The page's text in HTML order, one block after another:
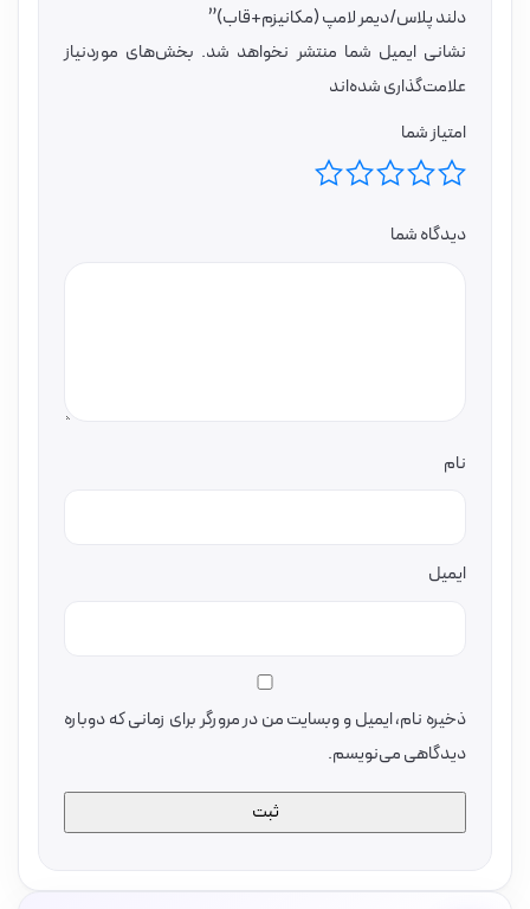
دلند پلاس/دیمر لامپ (مکانیزم+قاب)”
نشانی ایمیل شما منتشر نخواهد شد. بخش‌های موردنیاز
علامت‌گذاری شده‌اند
امتیاز شما
دیدگاه شما
نام
ایمیل
ذخیره نام، ایمیل و وبسایت من در مرورگر برای زمانی که دوباره
دیدگاهی می‌نویسم.